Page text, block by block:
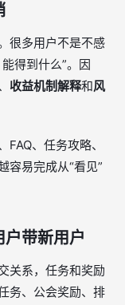
很多用户不是不感
得到什么”。因
收益机制解释和风
、任务攻略、
容易完成从“看见”
带新用户
关系，任务和奖励
务、公会奖励、排